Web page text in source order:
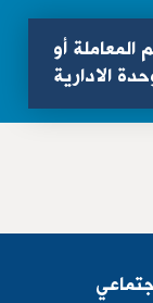
المعاملة أو
الادارية